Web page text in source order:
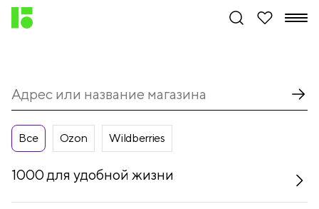
Все Ozon Wildberries
1000 для удобной жизни